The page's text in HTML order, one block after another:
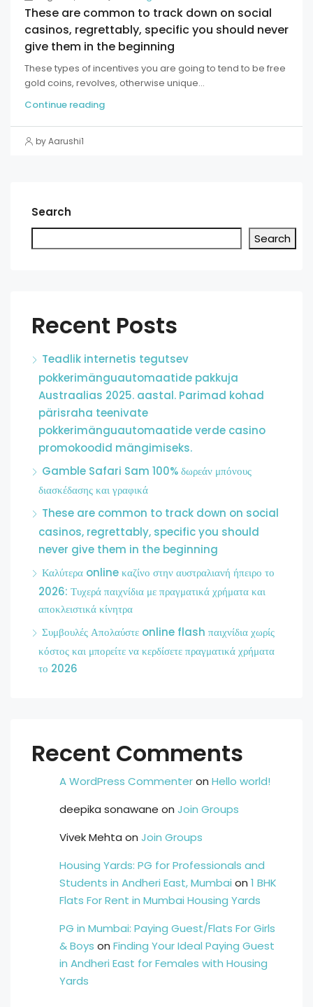
These are common to track down on social
casinos, regrettably, specific you should never
give them in the beginning
These types of incentives you are going to tend to be free
gold coins, revolves, otherwise unique...
Continue reading
by Aarushi1
Search
Search
Recent Posts
Teadlik internetis tegutsev
pokkerimänguautomaatide pakkuja
Austraalias 2025. aastal. Parimad kohad
pärisraha teenivate
pokkerimänguautomaatide verde casino
promokoodid mängimiseks.
Gamble Safari Sam 100% δωρεάν μπόνους
διασκέδασης και γραφικά
These are common to track down on social
casinos, regrettably, specific you should
never give them in the beginning
Καλύτερα online καζίνο στην αυστραλιανή ήπειρο το
2026: Τυχερά παιχνίδια με πραγματικά χρήματα και
αποκλειστικά κίνητρα
Συμβουλές Απολαύστε online flash παιχνίδια χωρίς
κόστος και μπορείτε να κερδίσετε πραγματικά χρήματα
το 2026
Recent Comments
A WordPress Commenteron Hello world!
deepika sonawane on Join Groups
Vivek Mehta on Join Groups
Housing Yards: PG for Professionals and
Students in Andheri East, Mumbai on 1 BHK
Flats For Rent in Mumbai Housing Yards
PG in Mumbai: Paying Guest/Flats For Girls
& Boys on Finding Your Ideal Paying Guest
in Andheri East for Females with Housing
Yards